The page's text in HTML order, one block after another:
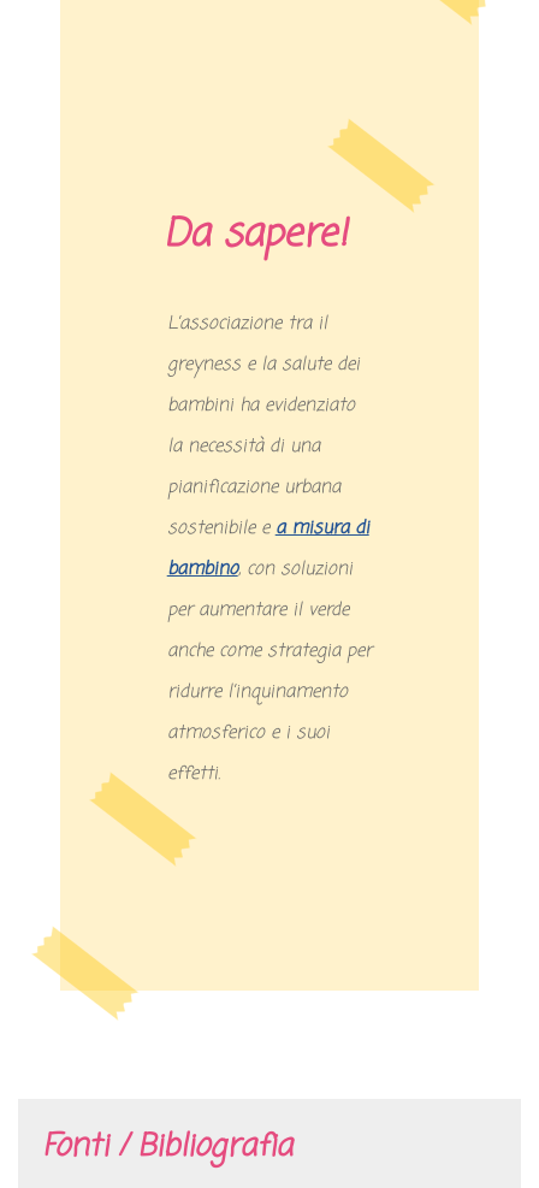
Da sapere!
L’associazione tra il
greyness e la salute dei
bambini ha evidenziato
la necessità di una
pianificazione urbana
sostenibile ea misura di
bambino, con soluzioni
per aumentare il verde
anche come strategia per
ridurre l’inquinamento
atmosferico e i suoi
effetti.
Fonti / Bibliografia